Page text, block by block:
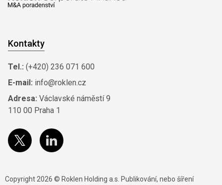
Kontakty
Tel.: (+420) 236 071 600
E-mail: info@roklen.cz
Adresa: Václavské náměstí 9
110 00 Praha 1
Copyright 2026 © Roklen Holding a.s. Publikování, nebo šíření